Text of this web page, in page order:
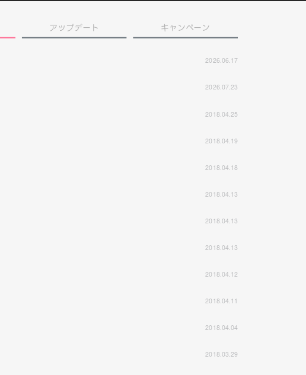
アップデート キャンペーン
2026.06.17
2026.07.23
2018.04.25
2018.04.19
2018.04.18
2018.04.13
2018.04.13
2018.04.13
2018.04.12
2018.04.11
2018.04.04
2018.03.29